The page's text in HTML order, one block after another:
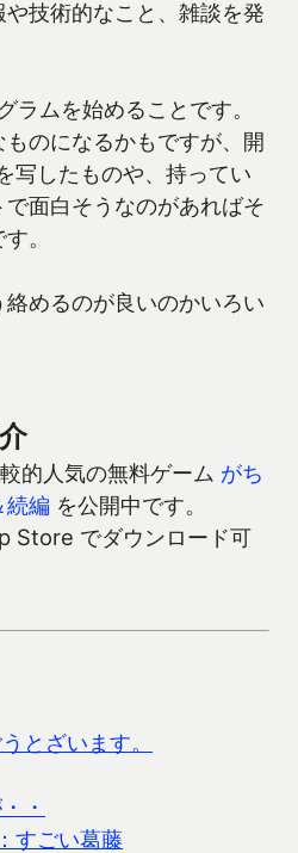
技術的なこと、雑談を発
ラムを始めることです。
のになるかもですが、開
写したものや、持ってい
面白そうなのがあればそ
。
めるのが良いのかいろい
的人気の無料ゲーム がち
続編 を公開中です。
Store でダウンロード可
とざいます。
・
すごい葛藤